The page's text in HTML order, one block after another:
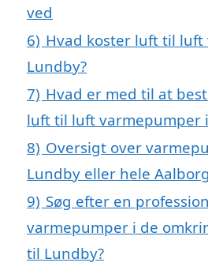
ved
6) Hvad koster luft til
Lundby?
7) Hvad er med til at
luft til luft varmepumper
8) Oversigt over
Lundby eller hele
9) Søg efter en
varmepumper i de
til Lundby?